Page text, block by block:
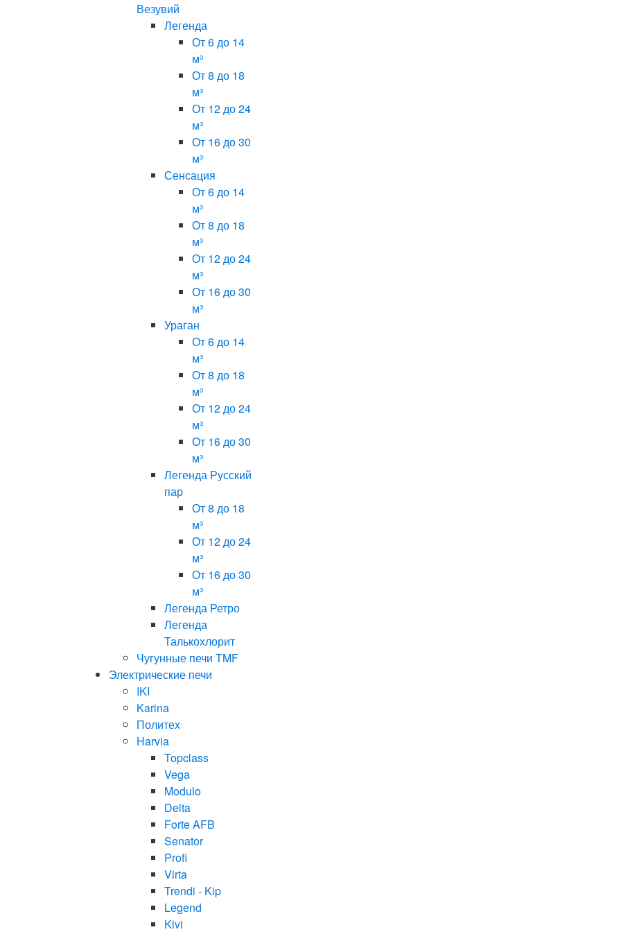
Везувий
Легенда
От 6 до 14
м³
От 8 до 18
м³
От 12 до 24
м³
От 16 до 30
м³
Сенсация
От 6 до 14
м³
От 8 до 18
м³
От 12 до 24
м³
От 16 до 30
м³
Ураган
От 6 до 14
м³
От 8 до 18
м³
От 12 до 24
м³
От 16 до 30
м³
Легенда Русский
пар
От 8 до 18
м³
От 12 до 24
м³
От 16 до 30
м³
Легенда Ретро
Легенда
Талькохлорит
Чугунные печи TMF
Электрические печи
IKI
Karina
Политех
Harvia
Topclass
Vega
Modulo
Delta
Forte AFB
Senator
Profi
Virta
Trendi - Kip
Legend
Kivi